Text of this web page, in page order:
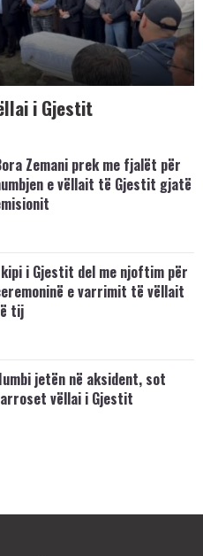
i Gjestit
Zemani prek me fjalët për
e vëllait të Gjestit gjatë
i Gjestit del me njoftim për
e varrimit të vëllait
tij
jetën në aksident, sot
vëllai i Gjestit